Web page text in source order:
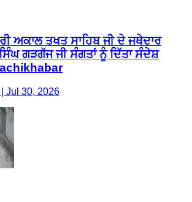
ਅਕਾਲ ਤਖਤ ਸਾਹਿਬ ਜੀ ਦੇ ਜਥੇਦਾਰ
ਗੜਗੱਜ ਜੀ ਸੰਗਤਾਂ ਨੂੰ ਦਿੱਤਾ ਸੰਦੇਸ਼
Jul 30, 2026